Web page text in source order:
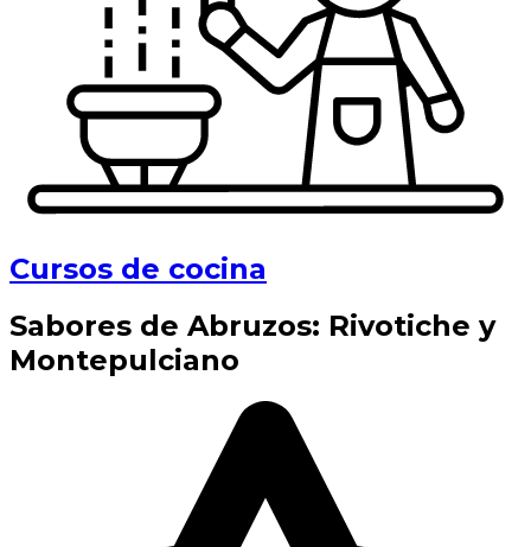
Cursos de cocina
Sabores de Abruzos: Rivotiche y
Montepulciano